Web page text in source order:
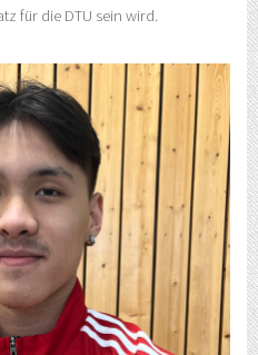
für die DTU sein wird.